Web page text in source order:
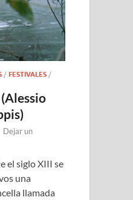
/FESTIVALES /
Dejar un
el siglo XIII se
una
llamada